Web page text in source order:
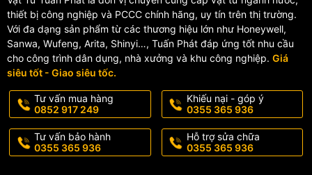
thiết bị công nghiệp và PCCC chính hãng, uy tín trên thị trường.
Với đa dạng sản phẩm từ các thương hiệu lớn như Honeywell,
Sanwa, Wufeng, Arita, Shinyi…, Tuấn Phát đáp ứng tốt nhu cầu
cho công trình dân dụng, nhà xưởng và khu công nghiệp. Giá
siêu tốt - Giao siêu tốc.
Tư vấn mua hàng
0852 917 249
Khiếu nại - góp ý
0355 365 936
Tư vấn bảo hành
0355 365 936
Hỗ trợ sửa chữa
0355 365 936